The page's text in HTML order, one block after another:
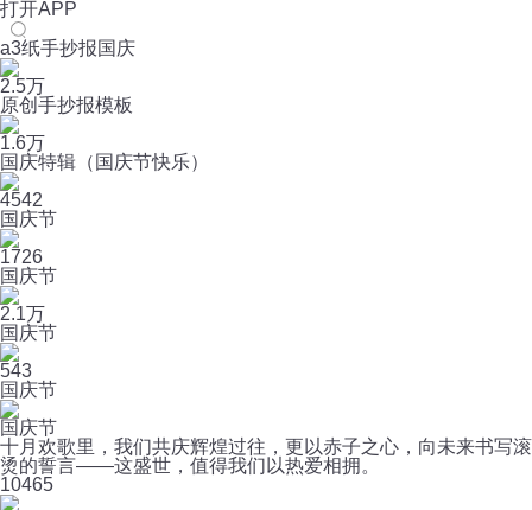
打开APP
a3纸手抄报国庆
2.5万
原创手抄报模板
1.6万
国庆特辑（国庆节快乐）
4542
国庆节
1726
国庆节
2.1万
国庆节
543
国庆节
国庆节
十月欢歌里，我们共庆辉煌过往，更以赤子之心，向未来书写滚
烫的誓言——这盛世，值得我们以热爱相拥。
10465